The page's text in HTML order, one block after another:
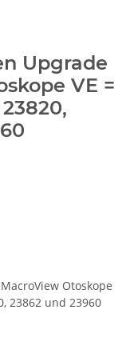
Upgrade
VE =
Otoskope
23862 und 23960